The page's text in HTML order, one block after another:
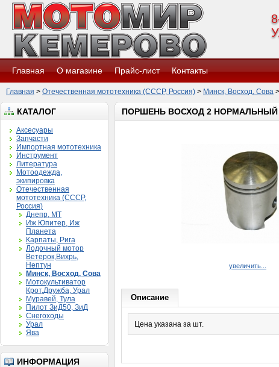
Главная О магазине Прайс-лист Контакты
Главная > Отечественная мототехника (СССР, Россия) > Минск, Восход, Сова >
КАТАЛОГ
Аксесуары
Запчасти
Импортная мототехника
Инструмент
Литература
Мотоодежда,
экипировка
Отечественная
мототехника (СССР,
Россия)
Днепр, МТ
Иж Юпитер, Иж
Планета
Карпаты, Рига
Лодочный мотор
Ветерок,Вихрь,
Нептун
Минск, Восход, Сова
Мотокультиватор
Крот,Дружба, Урал
Муравей, Тула
Пилот ЗиД50, ЗиД
Снегоходы
Урал
Ява
ИНФОРМАЦИЯ
ПОРШЕНЬ ВОСХОД 2 НОРМАЛЬНЫЙ
увеличить...
Описание
Цена указана за шт.